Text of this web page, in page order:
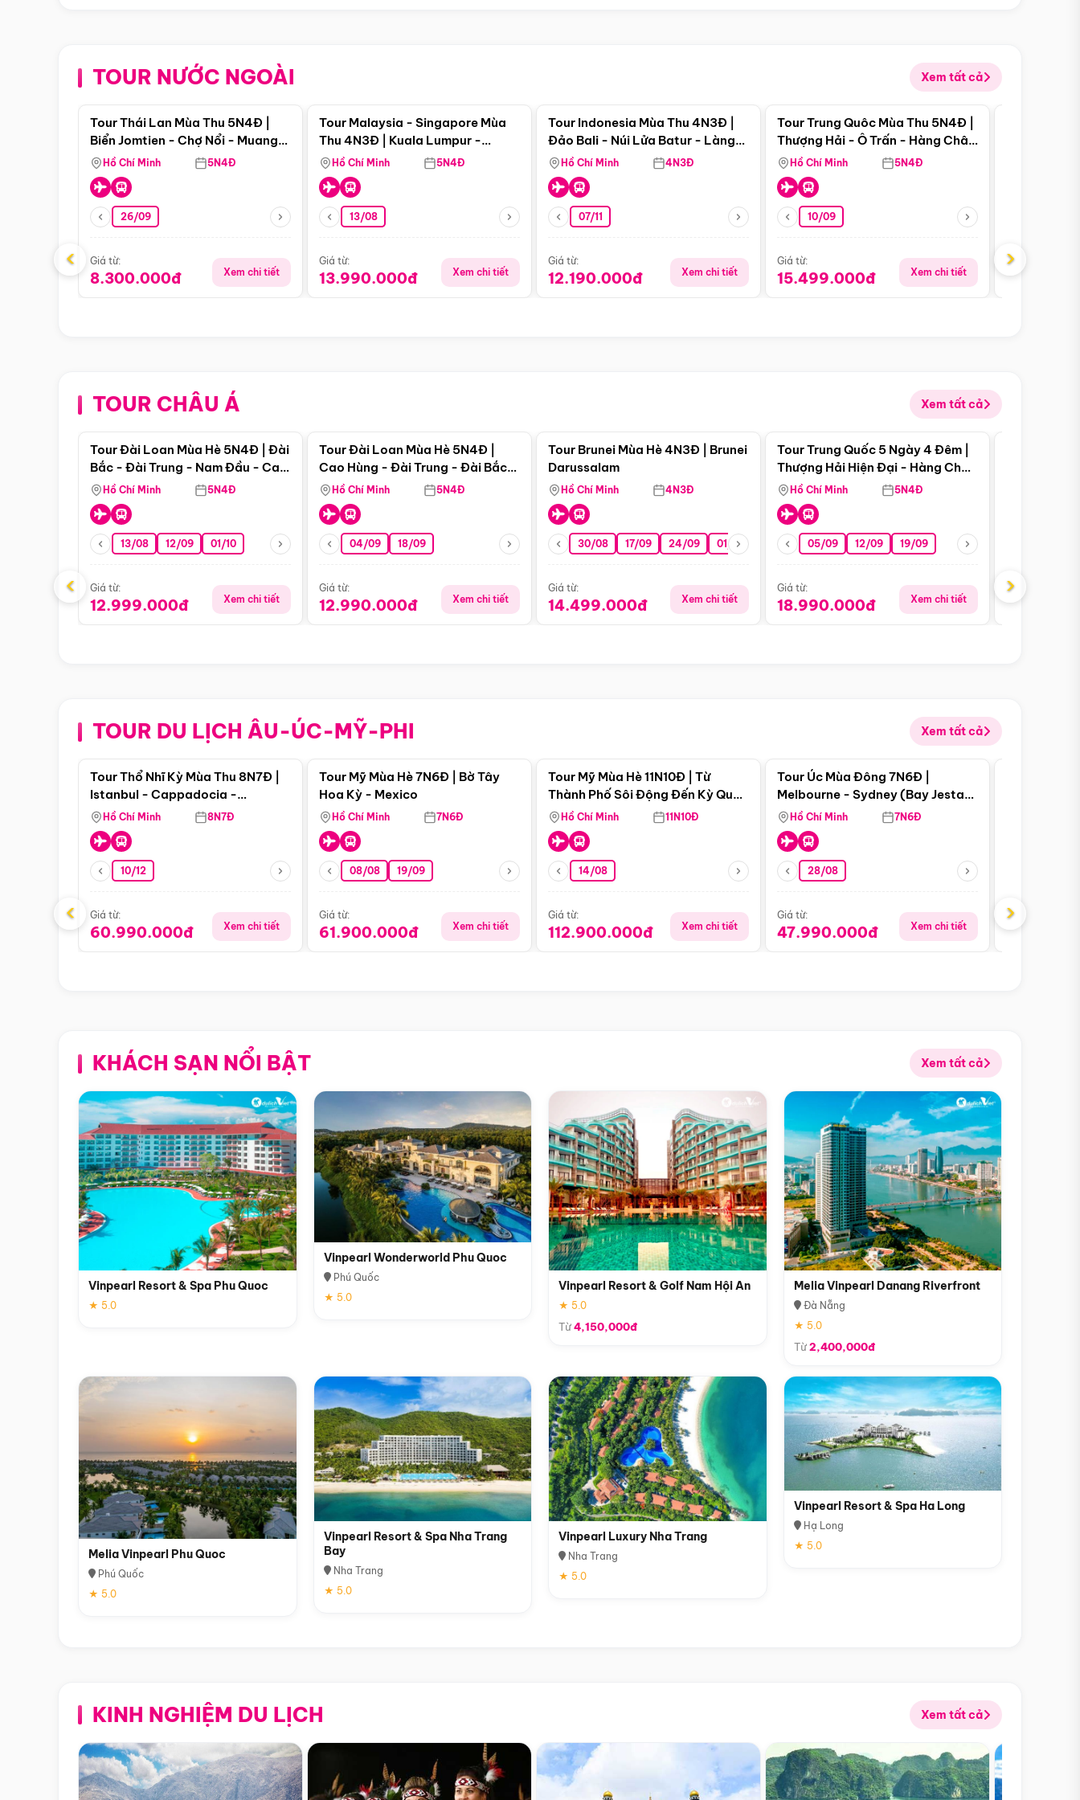
TOUR NƯỚC NGOÀI Xem tất cả
Điểm nổi bật
Tour Thái Lan Mùa Thu 5N4Đ |
Biển Jomtien - Chợ Nổi - Muang
Boran - Suanthai
Hồ Chí Minh 5N4Đ
26/09
Giá từ:
8.300.000đ Xem chi tiết
Tour Malaysia - Singapore Mùa
Thu 4N3Đ | Kuala Lumpur -
Malacca - Johor Baru -
Singapore
Hồ Chí Minh 5N4Đ
13/08
Giá từ:
13.990.000đ Xem chi tiết
Tour Indonesia Mùa Thu 4N3Đ |
Đảo Bali - Núi Lửa Batur - Làng
Penglipuran
Hồ Chí Minh 4N3Đ
07/11
Giá từ:
12.190.000đ Xem chi tiết
Điểm nổi bật
Tour Trung Quôc Mùa Thu 5N4Đ |
Thượng Hải - Ô Trấn - Hàng Châu
(Tour Không Shopping)
Hồ Chí Minh 5N4Đ
10/09
Giá từ:
15.499.000đ Xem chi tiết
Giá từ:
‹ ›
TOUR CHÂU Á Xem tất cả
Điểm nổi bật
Tour Đài Loan Mùa Hè 5N4Đ | Đài
Bắc - Đài Trung - Nam Đầu - Cao
Hùng ( Bay Vn)
Hồ Chí Minh 5N4Đ
13/08 12/09 01/10
Giá từ:
12.999.000đ Xem chi tiết
Tour Đài Loan Mùa Hè 5N4Đ |
Cao Hùng - Đài Trung - Đài Bắc
(Bay Vj)
Hồ Chí Minh 5N4Đ
04/09 18/09
Giá từ:
12.990.000đ Xem chi tiết
Tour Brunei Mùa Hè 4N3Đ | Brunei
Darussalam
Hồ Chí Minh 4N3Đ
30/08 17/09 24/09 01/10 15/10 29/10
Giá từ:
14.499.000đ Xem chi tiết
Điểm nổi bật
Tour Trung Quốc 5 Ngày 4 Đêm |
Thượng Hải Hiện Đại - Hàng Châu
Nên Thơ - Ô Trấn Cổ Kính
Hồ Chí Minh 5N4Đ
05/09 12/09 19/09
Giá từ:
18.990.000đ Xem chi tiết
Giá từ:
‹ ›
TOUR DU LỊCH ÂU-ÚC-MỸ-PHI Xem tất cả
Điểm nổi bật
Tour Thổ Nhĩ Kỳ Mùa Thu 8N7Đ |
Istanbul - Cappadocia -
Pamukkale
Hồ Chí Minh 8N7Đ
10/12
Giá từ:
60.990.000đ Xem chi tiết
Tour Mỹ Mùa Hè 7N6Đ | Bờ Tây
Hoa Kỳ - Mexico
Hồ Chí Minh 7N6Đ
08/08 19/09
Giá từ:
61.900.000đ Xem chi tiết
Tour Mỹ Mùa Hè 11N10Đ | Từ
Thành Phố Sôi Động Đến Kỳ Quan
Thiên Nhiên Mỹ
Hồ Chí Minh 11N10Đ
14/08
Giá từ:
112.900.000đ Xem chi tiết
Điểm nổi bật
Tour Úc Mùa Đông 7N6Đ |
Melbourne - Sydney (Bay Jestar
Airways)
Hồ Chí Minh 7N6Đ
28/08
Giá từ:
47.990.000đ Xem chi tiết
Giá từ:
‹ ›
KHÁCH SẠN NỔI BẬT Xem tất cả
Vinpearl Resort & Spa Phu Quoc
★ 5.0
Vinpearl Wonderworld Phu Quoc
Phú Quốc
★ 5.0
Vinpearl Resort & Golf Nam Hội An
★ 5.0
Từ4,150,000đ
Melia Vinpearl Danang Riverfront
Đà Nẵng
★ 5.0
Từ2,400,000đ
Melia Vinpearl Phu Quoc
Phú Quốc
★ 5.0
Vinpearl Resort & Spa Nha Trang
Bay
Nha Trang
★ 5.0
Vinpearl Luxury Nha Trang
Nha Trang
★ 5.0
Vinpearl Resort & Spa Ha Long
Hạ Long
★ 5.0
KINH NGHIỆM DU LỊCH Xem tất cả